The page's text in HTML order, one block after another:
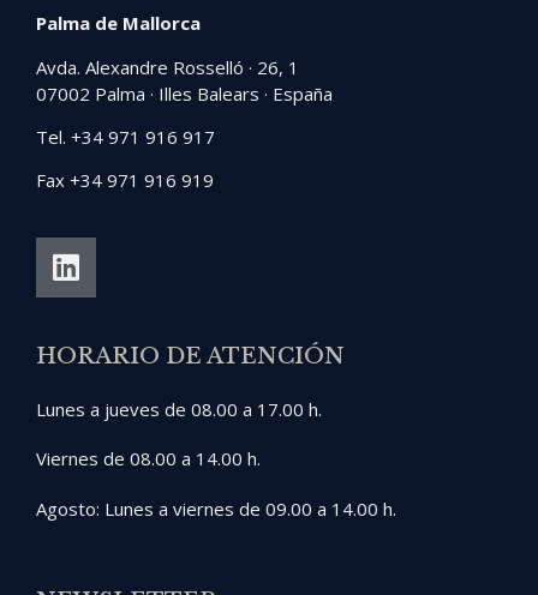
Palma de Mallorca
Avda. Alexandre Rosselló · 26, 1
07002 Palma · Illes Balears · España
Tel. +34 971 916 917
Fax +34 971 916 919
HORARIO DE ATENCIÓN
Lunes a jueves de 08.00 a 17.00 h.
Viernes de 08.00 a 14.00 h.
Agosto: Lunes a viernes de 09.00 a 14.00 h.